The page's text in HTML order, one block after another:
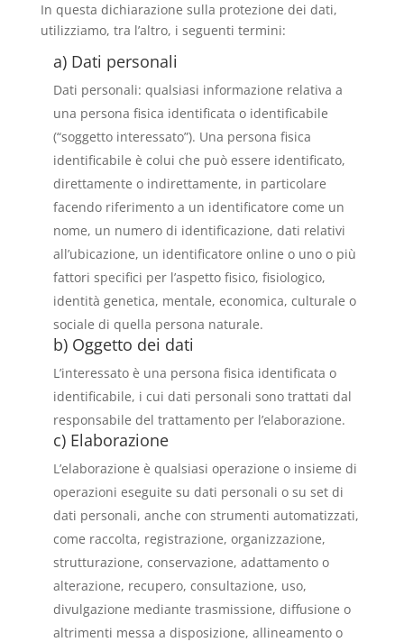
In questa dichiarazione sulla protezione dei dati,
utilizziamo, tra l’altro, i seguenti termini:
a) Dati personali
Dati personali: qualsiasi informazione relativa a
una persona fisica identificata o identificabile
(“soggetto interessato”). Una persona fisica
identificabile è colui che può essere identificato,
direttamente o indirettamente, in particolare
facendo riferimento a un identificatore come un
nome, un numero di identificazione, dati relativi
all’ubicazione, un identificatore online o uno o più
fattori specifici per l’aspetto fisico, fisiologico,
identità genetica, mentale, economica, culturale o
sociale di quella persona naturale.
b) Oggetto dei dati
L’interessato è una persona fisica identificata o
identificabile, i cui dati personali sono trattati dal
responsabile del trattamento per l’elaborazione.
c) Elaborazione
L’elaborazione è qualsiasi operazione o insieme di
operazioni eseguite su dati personali o su set di
dati personali, anche con strumenti automatizzati,
come raccolta, registrazione, organizzazione,
strutturazione, conservazione, adattamento o
alterazione, recupero, consultazione, uso,
divulgazione mediante trasmissione, diffusione o
altrimenti messa a disposizione, allineamento o